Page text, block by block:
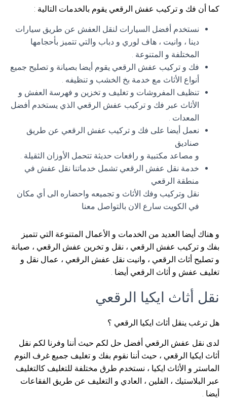
كما أن فك و تركيب عفش الرقعي يقوم بالخدمات التالية :
نستخدم أفضل السيارات لنقل العفش عن طريق سيارات
دينا ، وانيت ، هاف لوري و دباب والتي تتميز بأحجامها
المختلفة و المتنوعة .
فك و تركيب عفش الرقعي يقوم أيضا بصيانة و تصليح جميع
أنواع الأثاث مع خدمة بخ الخشب و تنظيفه .
تنظيف المفروشات و تغليف و تخزين و فهرسة العفش و
الأثاث عبر فك و تركيب عفش الرقعي الذي يستخدم أفضل
المعدات .
نعمل أيضا على فك و تركيب عفش الرقعي عن طريق
صناديق
و مصاعد مكتبية و رافعات حديثة تتحمل الأوزان الثقيلة .
خدمة نقل عفش الرقعي تشمل خدماتنا نقل عفش في
منطقة الرقعي
نقل وتركيب وفك الأثاث و تجميعه واحضاره الى أي مكان
في الكويت سارع الان بالتواصل معنا
و هناك أيضا العديد من الخدمات و الأعمال المتنوعة التي تتميز
بفك و تركيب عفش الرقعي ، نقل و تخرين عفش الرقعي ، صيانة
و تصليح أثاث الرقعي ، وانيت نقل عفش الرقعي ، عمال نقل و
تغليف عفش و أثاث الرقعي أيضا .
نقل أثاث ايكيا الرقعي
هل ترغب ينقل أثاث ايكيا الرقعي ؟
لدى نقل عفش الرقعي أفضل حل لكم حيث أننا وفرنا لكم نقل
أثاث ايكيا الرقعي ، حيث أننا نقوم بفك و تغليف جميع غرف النوم
الماستر و الأثاث ايكيا ، نستخدم طرق مختلفة للتغليف كالتغليف
عبر البلاستيك ، الفلين ، العادي و التغليف عن طريق الفقاعات
أيضا .